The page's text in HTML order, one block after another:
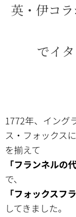
英・伊コ
でイ
1772年、イング
ス・フォックス
を揃えて
「フランネルの
で、
「フォックスフ
してきました。